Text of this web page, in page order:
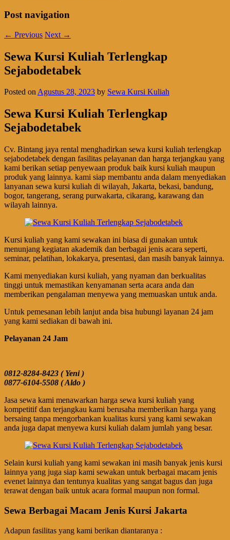
Post navigation
← Previous Next →
Sewa Kursi Kuliah Terlengkap
Sejabodetabek
Posted onAgustus 28, 2023 by Sewa Kursi Kuliah
Sewa Kursi Kuliah Terlengkap
Sejabodetabek
Cv. Bintang jaya rental menghadirkan sewa kursi kuliah terlengkap
sejabodetabek dengan fasilitas pelayanan dan harga terjangkau yang
kami berikan setiap penyewaan produk baik kursi kuliah maupun
produk yang lainnya. kami siap membantu anda dalam menyediakan
lanyanan sewa kursi kuliah di wilayah, Jakarta, bekasi, bandung,
bogor, tangerang, serang purwakarta, cikarang, karawang dan
wilayah lainnya.
Kursi kuliah yang kami sewakan ini biasa di gunakan untuk
menunjang kegiatan akademik dan berbagai jenis acara seperti,
seminar, pelatihan, lokakarya, presentasi, dan masih banyak lainnya.
Kami menyediakan kursi kuliah, yang nyaman dan berkualitas
tinggi untuk memastikan kenyamanan serta acara anda dan
memberikan pengalaman menyewa yang memuaskan untuk anda.
Untuk pemesanan lebih lanjut anda bisa hubungi layanan 24 jam
yang kami sediakan di bawah ini.
Pelayanan 24 Jam
0812-8284-8423 ( Yeni )
0877-6104-5508 ( Aldo )
Jasa sewa kami menawarkan harga sewa kursi kuliah yang
kompetitif dan terjangkau kami berusaha memberikan harga yang
bersaing tanpa mengorbankan kualitas kursi yang kami sewakan
anda juga dapat menyewa kursi kuliah dalam jumlah yang besar.
Selain kursi kuliah yang kami sewakan ini masih banyak jenis kursi
lainnya yang juga siap kami sewakan untuk berbagai macam jenis
evenet lainnya dan tentunya kualitas yang sangat bagus dan juga
terawat dengan baik untuk acara formal maupun non formal.
Sewa Berbagai Macam Jenis Kursi Jakarta
Adapun fasilitas yang kami berikan diantaranya :